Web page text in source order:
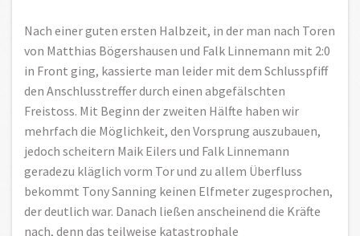
Nach einer guten ersten Halbzeit, in der man nach Toren
von Matthias Bögershausen und Falk Linnemann mit 2:0
in Front ging, kassierte man leider mit dem Schlusspfiff
den Anschlusstreffer durch einen abgefälschten
Freistoss. Mit Beginn der zweiten Hälfte haben wir
mehrfach die Möglichkeit, den Vorsprung auszubauen,
jedoch scheitern Maik Eilers und Falk Linnemann
geradezu kläglich vorm Tor und zu allem Überfluss
bekommt Tony Sanning keinen Elfmeter zugesprochen,
der deutlich war. Danach ließen anscheinend die Kräfte
nach, denn das teilweise katastrophale